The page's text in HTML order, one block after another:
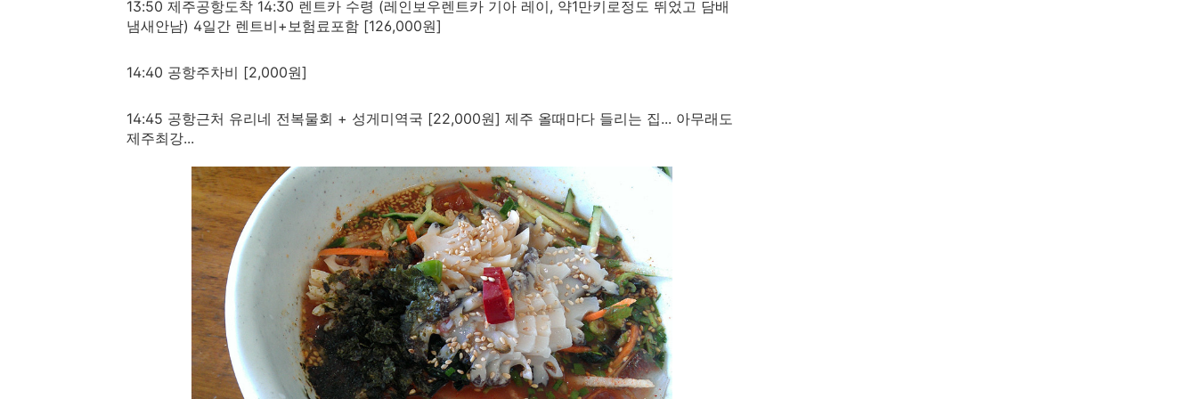
13:50 제주공항도착 14:30 렌트카 수령 (레인보우렌트카 기아 레이, 약1만키로정도 뛰었고 담배
냄새안남) 4일간 렌트비+보험료포함 [126,000원]
14:40 공항주차비 [2,000원]
14:45 공항근처 유리네 전복물회 + 성게미역국 [22,000원] 제주 올때마다 들리는 집... 아무래도
제주최강...